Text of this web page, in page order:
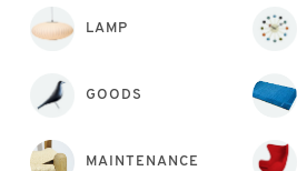
LAMP
GOODS
MAINTENANCE